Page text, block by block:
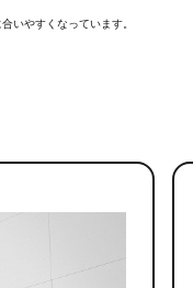
いやすくなっています。